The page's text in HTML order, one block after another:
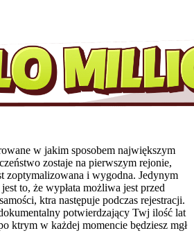
w jakim sposobem największym
zostaje na pierwszym rejonie,
zoptymalizowana i wygodna. Jedynym
to, że wypłata możliwa jest przed
ktra następuje podczas rejestracji.
potwierdzający Twj ilość lat
ktrym w każdej momencie będziesz mgł